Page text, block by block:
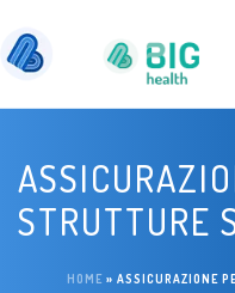
STRUTTURE
HOME » ASSICURAZIONE